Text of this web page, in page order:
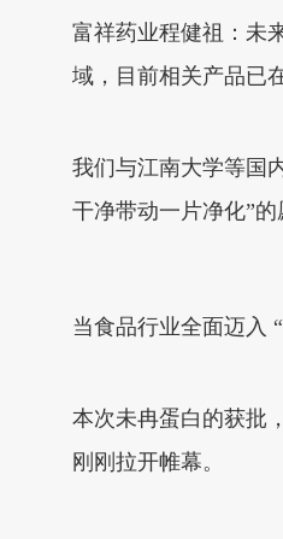
富祥药业程健祖：未
域，目前相关产品已
我们与江南大学等国
干净带动一片净化”
当食品行业全面迈入
本次未冉蛋白的获批
刚刚拉开帷幕。